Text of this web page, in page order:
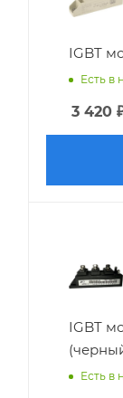
IGBT
Есть в
3 420
IGBT
Есть в